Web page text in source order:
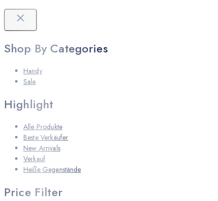
Shop By Categories
Handy
Sale
Highlight
Alle Produkte
Beste Verkäufer
New Arrivals
Verkauf
Heiße Gegenstände
Price Filter